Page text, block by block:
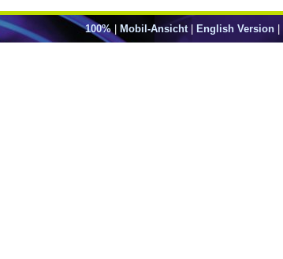
100%| Mobil-Ansicht English Version